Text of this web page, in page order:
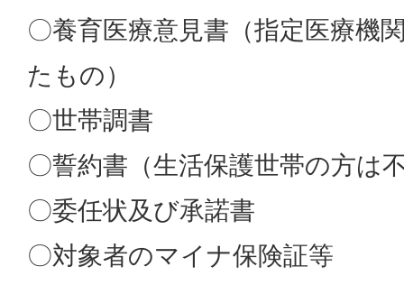
〇養育医療意見書（指定医療機
たもの）
〇世帯調書
〇誓約書（生活保護世帯の方は
〇委任状及び承諾書
〇対象者のマイナ保険証等